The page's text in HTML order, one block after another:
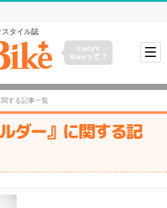
タイル誌
Lady's
Bikeって？
する記事一覧
ダー』に関する記